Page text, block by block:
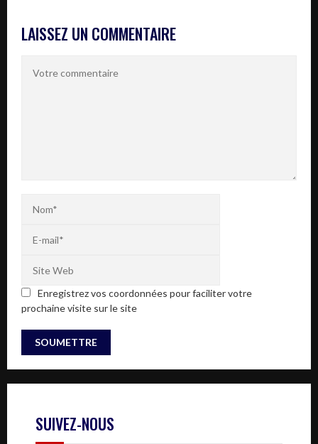
LAISSEZ UN COMMENTAIRE
Enregistrez vos coordonnées pour faciliter votre
prochaine visite sur le site
SUIVEZ-NOUS